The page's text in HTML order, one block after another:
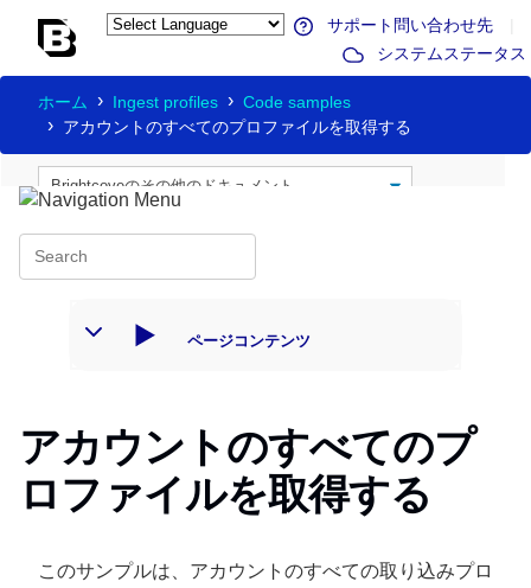
サポート問い合わせ先
システムステータス
ホーム Ingest profiles
Code samples
アカウントのすべてのプロファイルを取得する
ページコンテンツ
アカウントのすべてのプ
ロファイルを取得する
このサンプルは、アカウントのすべての取り込みプロ